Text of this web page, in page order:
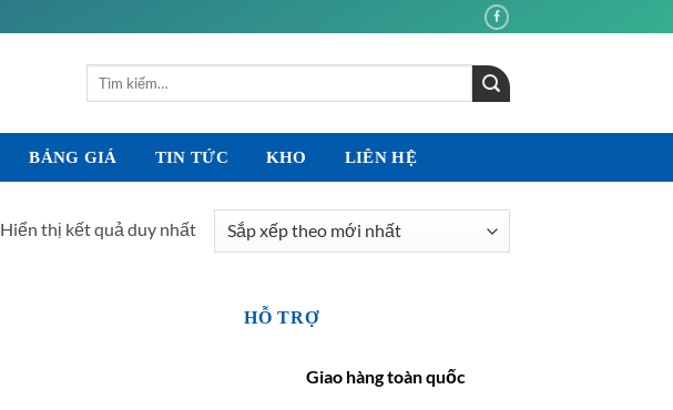
Tìm
BẢNG GIÁ TIN TỨC KHO LIÊN HỆ
Hiển thị kết quả duy nhất
HỖ TRỢ
Giao hàng toàn quốc